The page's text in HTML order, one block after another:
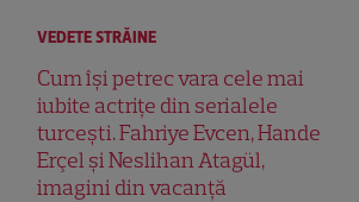
VEDETE STRĂINE
Cum își petrec vara cele mai
iubite actrițe din serialele
turcești. Fahriye Evcen, Hande
Erçel și Neslihan Atagül,
imagini din vacanță